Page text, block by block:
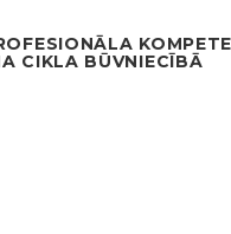
CIKLA BŪVNIECĪBĀ